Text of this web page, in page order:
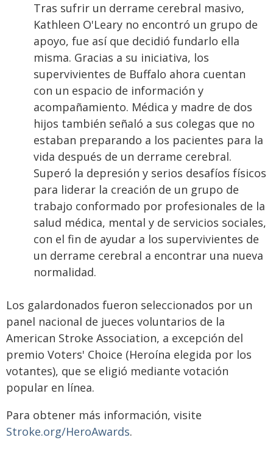
Tras sufrir un derrame cerebral masivo,
Kathleen O'Leary no encontró un grupo de
apoyo, fue así que decidió fundarlo ella
misma. Gracias a su iniciativa, los
supervivientes de Buffalo ahora cuentan
con un espacio de información y
acompañamiento. Médica y madre de dos
hijos también señaló a sus colegas que no
estaban preparando a los pacientes para la
vida después de un derrame cerebral.
Superó la depresión y serios desafíos físicos
para liderar la creación de un grupo de
trabajo conformado por profesionales de la
salud médica, mental y de servicios sociales,
con el fin de ayudar a los supervivientes de
un derrame cerebral a encontrar una nueva
normalidad.
Los galardonados fueron seleccionados por un
panel nacional de jueces voluntarios de la
American Stroke Association, a excepción del
premio Voters' Choice (Heroína elegida por los
votantes), que se eligió mediante votación
popular en línea.
Para obtener más información, visite
Stroke.org/HeroAwards.